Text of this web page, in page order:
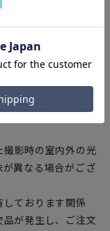
さい。
を確認の上、ご購
際のサイズ表に若
了承ください。
ております。一
ズ)を記載している
影時の室内外の光
異なる場合がござ
ております関係
が発生し、ご注文